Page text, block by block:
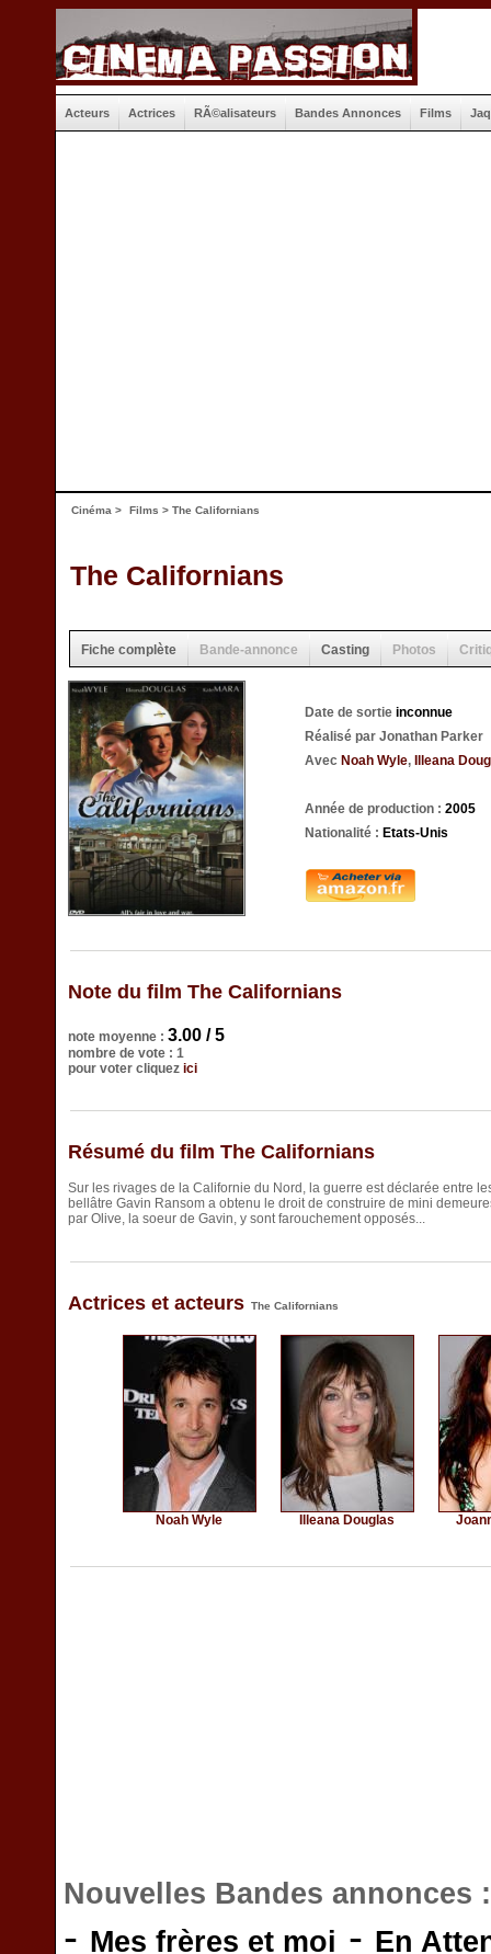
Acteurs Actrices RÃ©alisateurs Bandes Annonces Films
Cinéma > Films > The Californians
The Californians
Fiche complète Bande-annonce Casting Photos
Date de sortie inconnue
Réalisé par Jonathan Parker
Avec Noah Wyle, Illeana
Année de production : 2005
Nationalité : Etats-Unis
Note du film The Californians
note moyenne : 3.00 / 5
nombre de vote : 1
pour voter cliquez ici
Résumé du film The Californians
Sur les rivages de la Californie du Nord, la guerre est déclarée entre
bellâtre Gavin Ransom a obtenu le droit de construire de mini
par Olive, la soeur de Gavin, y sont farouchement opposés...
Actrices et acteurs The Californians
Noah Wyle Illeana Douglas
Nouvelles Bandes annonces
- Mes frères et moi - En